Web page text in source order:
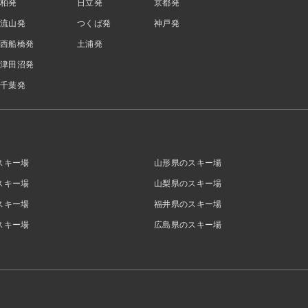
柏発
流山発
西船橋発
津田沼発
千葉発
日立発
つくば発
土浦発
京都発
神戸発
キー場 山形県のスキー場
キー場 山梨県のスキー場
キー場 福井県のスキー場
キー場 広島県のスキー場